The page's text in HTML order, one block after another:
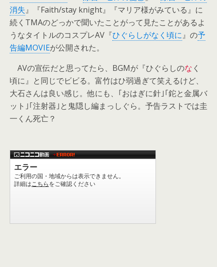
消失』『Faith/stay knight』『マリア様がみている』に
続くTMAのどっかで聞いたことがって見たことがあるよ
うなタイトルのコスプレAV『ひぐらしがなく頃に』の予
告編MOVIEが公開された。
AVの宣伝だと思ってたら、BGMが『ひぐらしのな く
頃に』と同じでビビる。富竹はひ弱過ぎて笑えるけど、
大石さんは良い感じ。他にも、｢おはぎに針｣｢鉈と金属バ
ット｣｢注射器｣と鬼隠し編まっしぐら。予告ラストでは圭
一くん死亡？